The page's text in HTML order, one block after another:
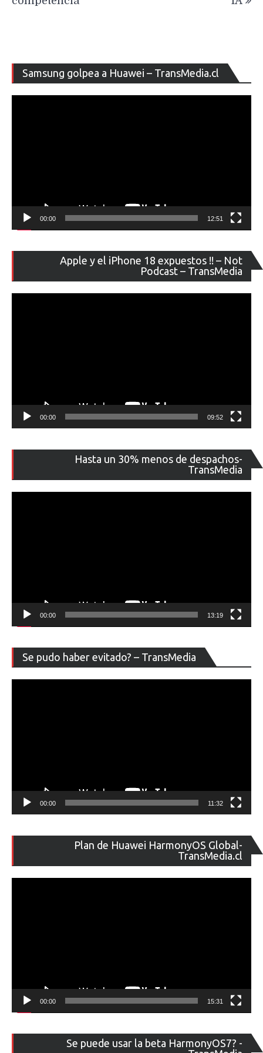
Samsung golpea a Huawei – TransMedia.cl
de
00:00 12:51
Apple y el iPhone 18 expuestos !! – Not
Podcast – TransMedia
de
00:00 09:52
Hasta un 30% menos de despachos-
TransMedia
de
00:00 13:19
Se pudo haber evitado? – TransMedia
de
00:00 11:32
Plan de Huawei HarmonyOS Global-
TransMedia.cl
de
00:00 15:31
Se puede usar la beta HarmonyOS7? -